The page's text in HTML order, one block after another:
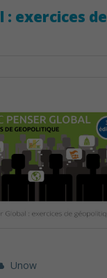
: exercices de
Unow